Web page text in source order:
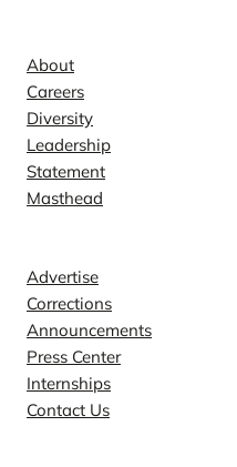
About
Careers
Diversity
Leadership
Statement
Masthead
Advertise
Corrections
Announcements
Press Center
Internships
Contact Us